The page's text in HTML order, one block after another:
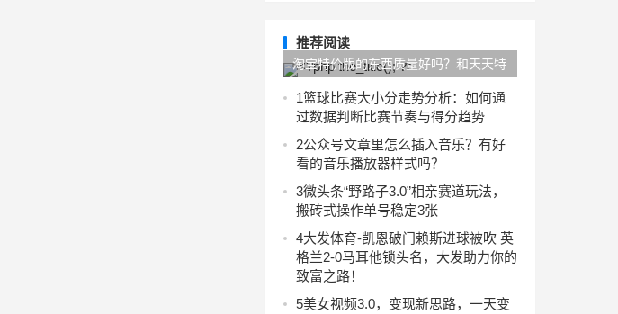
推荐阅读
淘宝特价版的东西质量好吗？和天天特
卖区别
1篮球比赛大小分走势分析：如何通
过数据判断比赛节奏与得分趋势
2公众号文章里怎么插入音乐？有好
看的音乐播放器样式吗？
3微头条“野路子3.0”相亲赛道玩法，
搬砖式操作单号稳定3张
4大发体育-凯恩破门赖斯进球被吹 英
格兰2-0马耳他锁头名，大发助力你的
致富之路！
5美女视频3.0，变现新思路，一天变